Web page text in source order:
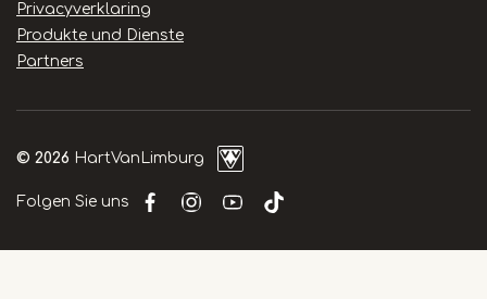
Privacyverklaring
Produkte und Dienste
Partners
© 2026 HartVanLimburg
Folgen Sie uns